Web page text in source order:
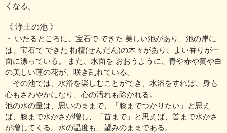
くなる。
《 浄土の池 》
・ いたるところに、宝石で できた 美しい池があり、池の岸に
は、宝石で できた 栴檀(せんだん)の木々があり、よい香りが一
面に漂っている。 また、水面を おおうように、青や赤や黄や白
の美しい蓮の花が、咲き乱れている。
その池では、水浴を楽しむことができ、水浴をすれば、身も
心もさわやかになり、心の汚れも除かれる。
池の水の量は、思いのままで、「膝までつかりたい」と思え
ば、膝まで水かさが増し、「首まで」と思えば、首まで水かさ
が増してくる。水の温度も、望みのままである。